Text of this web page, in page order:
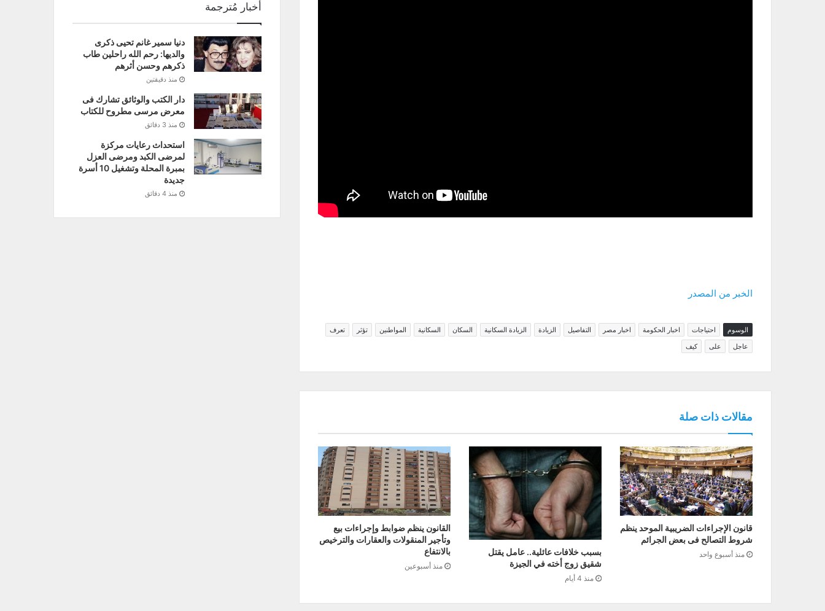
الخبر من المصدر
الوسوم احتياجات اخبار الحكومة اخبار مصر التفاصيل الزيادة الزيادة السكانية السكان السكانية المواطنين تؤثر
تعرف
عاجل
على كيف
مقالات ذات صلة
قانون الإجراءات الضريبية الموحد ينظم
شروط التصالح فى بعض الجرائم
منذ أسبوع واحد
بسبب خلافات عائلية.. عامل يقتل
شقيق زوج أخته في الجيزة
منذ 4 أيام
القانون ينظم ضوابط وإجراءات بيع
وتأجير المنقولات والعقارات والترخيص
بالانتفاع
منذ أسبوعين
أخبار مُترجمة
دنيا سمير غانم تحيى ذكرى
والديها: رحم الله راحلين طاب
ذكرهم وحسن أثرهم
منذ دقيقتين
دار الكتب والوثائق تشارك فى
معرض مرسى مطروح للكتاب
منذ 3 دقائق
استحداث رعايات مركزة
لمرضى الكبد ومرضى العزل
بمبرة المحلة وتشغيل 10 أسرة
جديدة
منذ 4 دقائق